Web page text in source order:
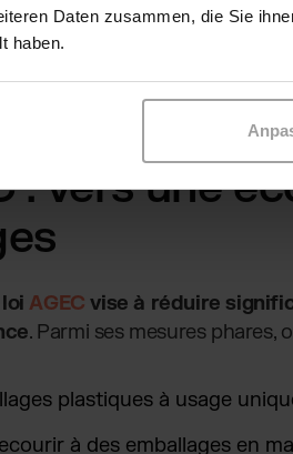
Daten zusammen, die Sie
haben.
: vers une
loiAGEC vise à réduire
. Parmi ses mesures phares,
plastiques à usage
à des emballages en